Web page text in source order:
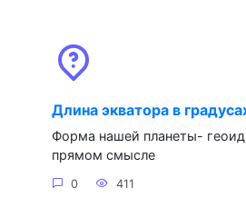
Длина экватора в
Форма нашей планеты-
прямом смысле
0 411